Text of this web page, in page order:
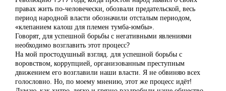
правах жить по-человечески, обозвали предательской, весь
период народной власти обозначили отсталым периодом,
«клепанием калош для племен тумба-юмбы».
Говорят, для успешной борьбы с негативными явлениями
необходимо возглавить этот процесс?
На мой простодушный взгляд. для успешной борьбы с
воровством, коррупцией, организованным преступным
движением его возглавили наши власти. Я не обвиняю всех
голословно. Но, по моему мнению, этот же процесс идёт!